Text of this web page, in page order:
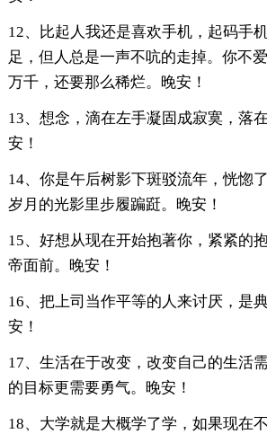
12、比起人我还是喜欢手机，起码手
足，但人总是一声不吭的走掉。你不
万千，还要那么稀烂。晚安！
13、想念，滴在左手凝固成寂寞，落
安！
14、你是午后树影下斑驳流年，恍惚
岁月的光影里步履蹁跹。晚安！
15、好想从现在开始抱著你，紧紧的
帝面前。晚安！
16、把上司当作平等的人来讨厌，是
安！
17、生活在于改变，改变自己的生活
的目标更需要勇气。晚安！
18、大学就是大概学了学，如果现在